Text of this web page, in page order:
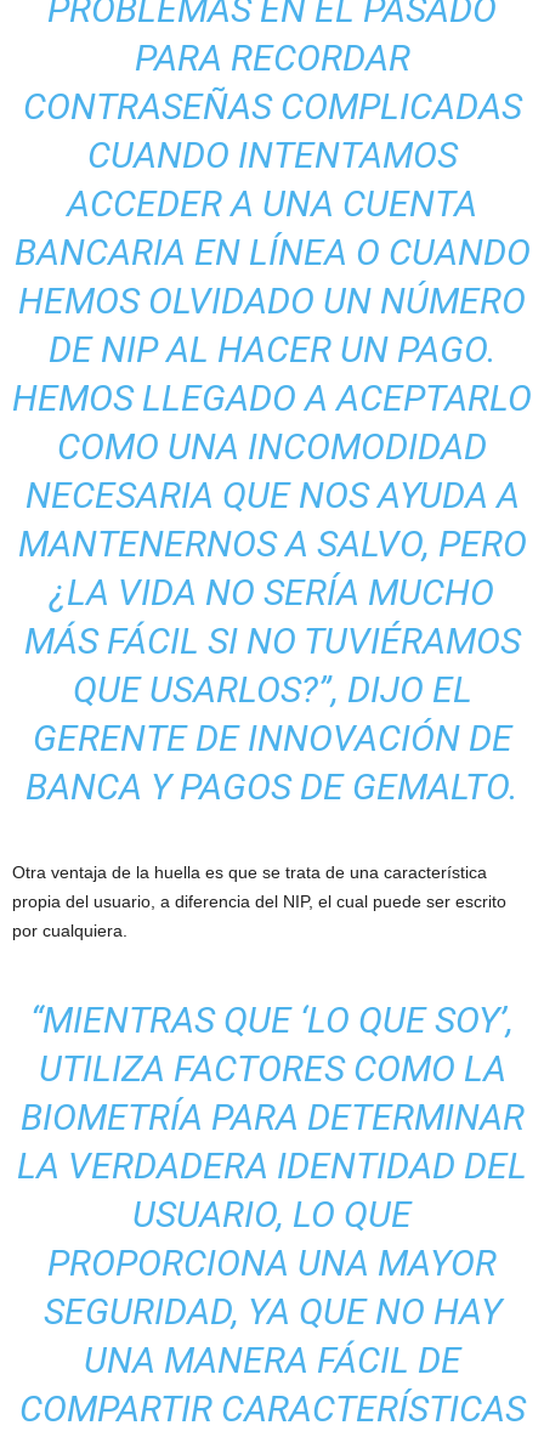
PROBLEMAS EN EL PASADO
PARA RECORDAR
CONTRASEÑAS COMPLICADAS
CUANDO INTENTAMOS
ACCEDER A UNA CUENTA
BANCARIA EN LÍNEA O CUANDO
HEMOS OLVIDADO UN NÚMERO
DE NIP AL HACER UN PAGO.
HEMOS LLEGADO A ACEPTARLO
COMO UNA INCOMODIDAD
NECESARIA QUE NOS AYUDA A
MANTENERNOS A SALVO, PERO
¿LA VIDA NO SERÍA MUCHO
MÁS FÁCIL SI NO TUVIÉRAMOS
QUE USARLOS?”, DIJO EL
GERENTE DE INNOVACIÓN DE
BANCA Y PAGOS DE GEMALTO.
Otra ventaja de la huella es que se trata de una característica
propia del usuario, a diferencia del NIP, el cual puede ser escrito
por cualquiera.
“MIENTRAS QUE ‘LO QUE SOY’,
UTILIZA FACTORES COMO LA
BIOMETRÍA PARA DETERMINAR
LA VERDADERA IDENTIDAD DEL
USUARIO, LO QUE
PROPORCIONA UNA MAYOR
SEGURIDAD, YA QUE NO HAY
UNA MANERA FÁCIL DE
COMPARTIR CARACTERÍSTICAS